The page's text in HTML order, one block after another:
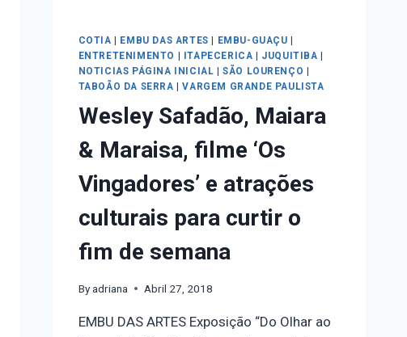
COTIA EMBU DAS ARTES EMBU-GUAÇU
ENTRETENIMENTO
ITAPECERICA JUQUITIBA
NOTICIAS PÁGINA INICIAL |SÃO LOURENÇO
TABOÃO DA SERRA |VARGEM GRANDE PAULISTA
Wesley Safadão, Maiara
& Maraisa, filme ‘Os
Vingadores’ e atrações
culturais para curtir o
fim de semana
By adriana Abril 27, 2018
EMBU DAS ARTES Exposição “Do Olhar ao